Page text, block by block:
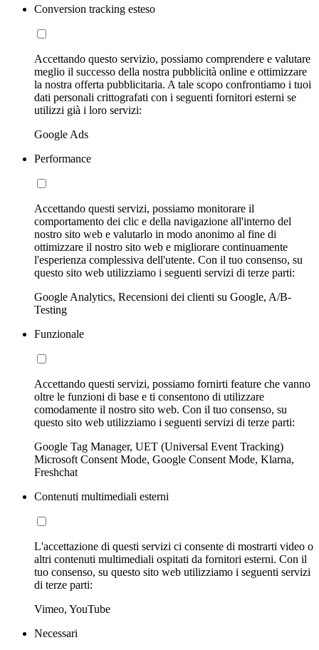
Conversion tracking esteso
Accettando questo servizio, possiamo comprendere e valutare
meglio il successo della nostra pubblicità online e ottimizzare
la nostra offerta pubblicitaria. A tale scopo confrontiamo i tuoi
dati personali crittografati con i seguenti fornitori esterni se
utilizzi già i loro servizi:
Google Ads
Performance
Accettando questi servizi, possiamo monitorare il
comportamento dei clic e della navigazione all'interno del
nostro sito web e valutarlo in modo anonimo al fine di
ottimizzare il nostro sito web e migliorare continuamente
l'esperienza complessiva dell'utente. Con il tuo consenso, su
questo sito web utilizziamo i seguenti servizi di terze parti:
Google Analytics, Recensioni dei clienti su Google, A/B-
Testing
Funzionale
Accettando questi servizi, possiamo fornirti feature che vanno
oltre le funzioni di base e ti consentono di utilizzare
comodamente il nostro sito web. Con il tuo consenso, su
questo sito web utilizziamo i seguenti servizi di terze parti:
Google Tag Manager, UET (Universal Event Tracking)
Microsoft Consent Mode, Google Consent Mode, Klarna,
Freshchat
Contenuti multimediali esterni
L'accettazione di questi servizi ci consente di mostrarti video o
altri contenuti multimediali ospitati da fornitori esterni. Con il
tuo consenso, su questo sito web utilizziamo i seguenti servizi
di terze parti:
Vimeo, YouTube
Necessari